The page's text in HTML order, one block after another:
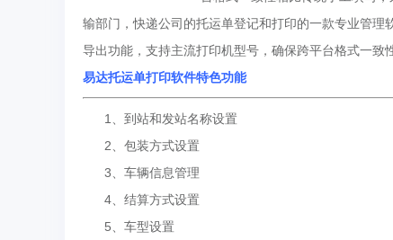
输部门，快递公司的托运单登记和打印的一款专业管
导出功能，支持主流打印机型号，确保跨平台格式一致
易达托运单打印软件特色功能
1、到站和发站名称设置
2、包装方式设置
3、车辆信息管理
4、结算方式设置
5、车型设置